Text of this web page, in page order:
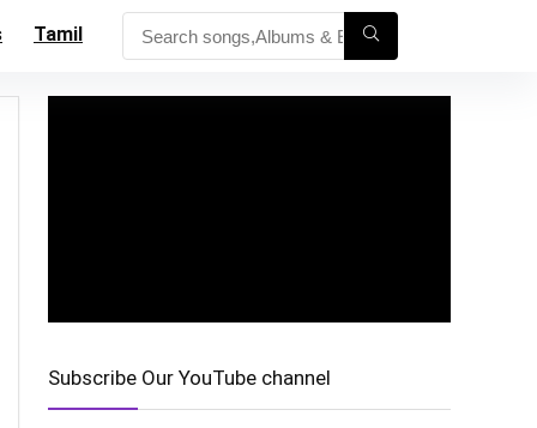
Tamil
Subscribe Our YouTube channel